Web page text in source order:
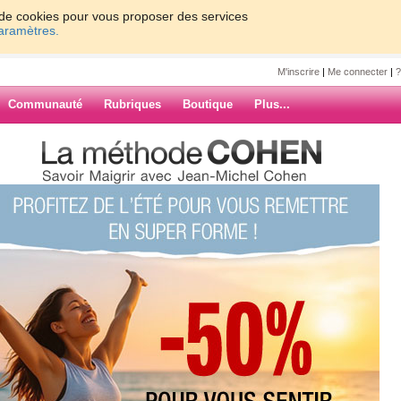
cookies pour vous proposer des services
M'inscrire | Me connecter |
Communauté Rubriques Boutique Plus...
repas qui me fait envie et
je n ai envie de rien j ai mis
ARCHIVES